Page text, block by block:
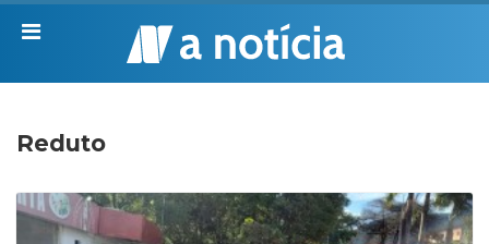
Reduto